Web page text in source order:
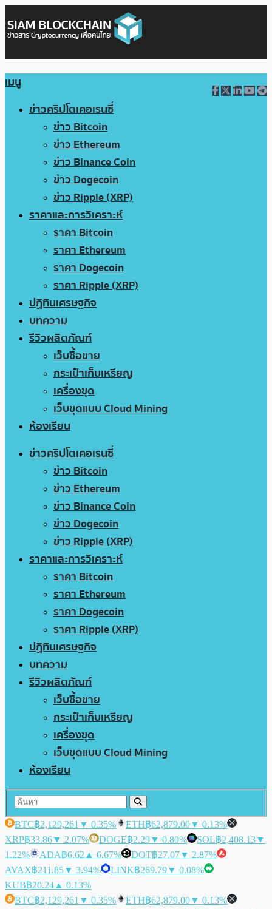
เมนู
ข่าวคริปโตเคอเรนซี่
ข่าว Bitcoin
ข่าว Ethereum
ข่าว Binance Coin
ข่าว Dogecoin
ข่าว Ripple (XRP)
ราคาและการวิเคราะห์
ราคา Bitcoin
ราคา Ethereum
ราคา Dogecoin
ราคา Ripple (XRP)
ปฏิทินเศรษฐกิจ
บทความ
รีวิวผลิตภัณฑ์
เว็บซื้อขาย
กระเป๋าเก็บเหรียญ
เครื่องขุด
เว็บขุดแบบ Cloud Mining
ห้องเรียน
ข่าวคริปโตเคอเรนซี่
ข่าว Bitcoin
ข่าว Ethereum
ข่าว Binance Coin
ข่าว Dogecoin
ข่าว Ripple (XRP)
ราคาและการวิเคราะห์
ราคา Bitcoin
ราคา Ethereum
ราคา Dogecoin
ราคา Ripple (XRP)
ปฏิทินเศรษฐกิจ
บทความ
รีวิวผลิตภัณฑ์
เว็บซื้อขาย
กระเป๋าเก็บเหรียญ
เครื่องขุด
เว็บขุดแบบ Cloud Mining
ห้องเรียน
BTC฿2,129,261 ▼ 0.35% ETH฿62,879.00▼ 0.13%
XRP฿33.86▼ 2.07% DOGE฿2.29▼ 0.80% SOL฿2,408.13▼
1.22%
ADA฿6.62 ▲ 6.67% DOT฿27.07▼ 2.87%
AVAX฿211.85▼ 3.94% LINK฿269.79▼ 0.08%
KUB฿20.24 ▲ 0.13%
BTC฿2,129,261 ▼ 0.35% ETH฿62,879.00▼ 0.13%